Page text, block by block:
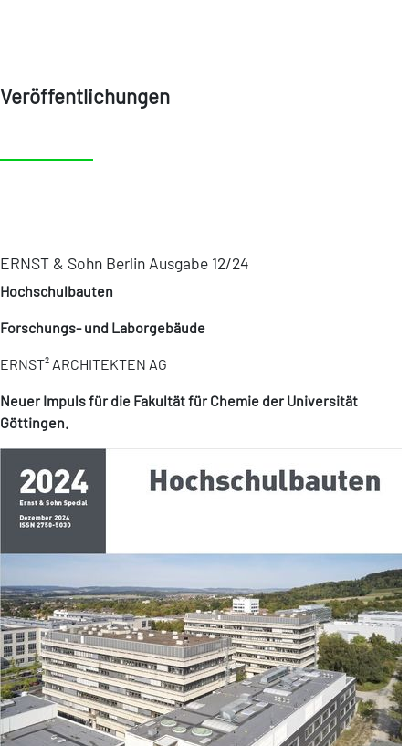
Veröffentlichungen
ERNST & Sohn Berlin Ausgabe 12/24
Hochschulbauten
Forschungs- und Laborgebäude
ERNST² ARCHITEKTEN AG
Neuer Impuls für die Fakultät für Chemie der Universität
Göttingen.